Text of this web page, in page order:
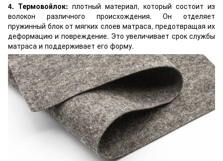
4. Термовойлок: плотный материал, который состоит из
волокон различного происхождения. Он отделяет
пружинный блок от мягких слоев матраса, предотвращая их
деформацию и повреждение. Это увеличивает срок службы
матраса и поддерживает его форму.